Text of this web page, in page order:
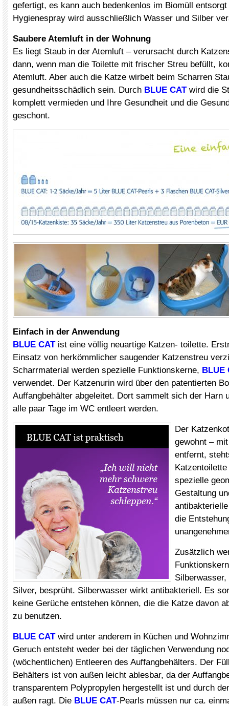
gefertigt, es kann auch bedenkenlos im Biomüll
Hygienespray wird ausschließlich Wasser und Silber
Saubere Atemluft in der Wohnung
Es liegt Staub in der Atemluft – verursacht durch
dann, wenn man die Toilette mit frischer Streu befüllt,
Atemluft. Aber auch die Katze wirbelt beim Scharren
gesundheitsschädlich sein. Durch BLUE CATwird die
komplett vermieden und Ihre Gesundheit und die
geschont.
Einfach in der Anwendung
BLUE CATist eine völlig neuartige Katzen- toilette.
Einsatz von herkömmlicher saugender Katzenstreu
Scharrmaterial werden spezielle Funktionskerne, BLUE
verwendet. Der Katzenurin wird über den patentierten
Auffangbehälter abgeleitet. Dort sammelt sich der Harn
alle paar Tage im WC entleert werden.
Der
gewohnt –
entfernt,
spezielle
Gestaltung
die
Zusätzlich
Silberwasser,
Silver, besprüht. Silberwasser wirkt antibakteriell. Es
keine Gerüche entstehen können, die die Katze davon
zu benutzen.
BLUE CATwird unter anderem in Küchen und
Geruch entsteht weder bei der täglichen Verwendung
(wöchentlichen) Entleeren des Auffangbehälters. Der
Behälters ist von außen leicht ablesbar, da der
transparentem Polypropylen hergestellt ist und durch
außen ragt. Die BLUE CAT-Pearls müssen nur ca.